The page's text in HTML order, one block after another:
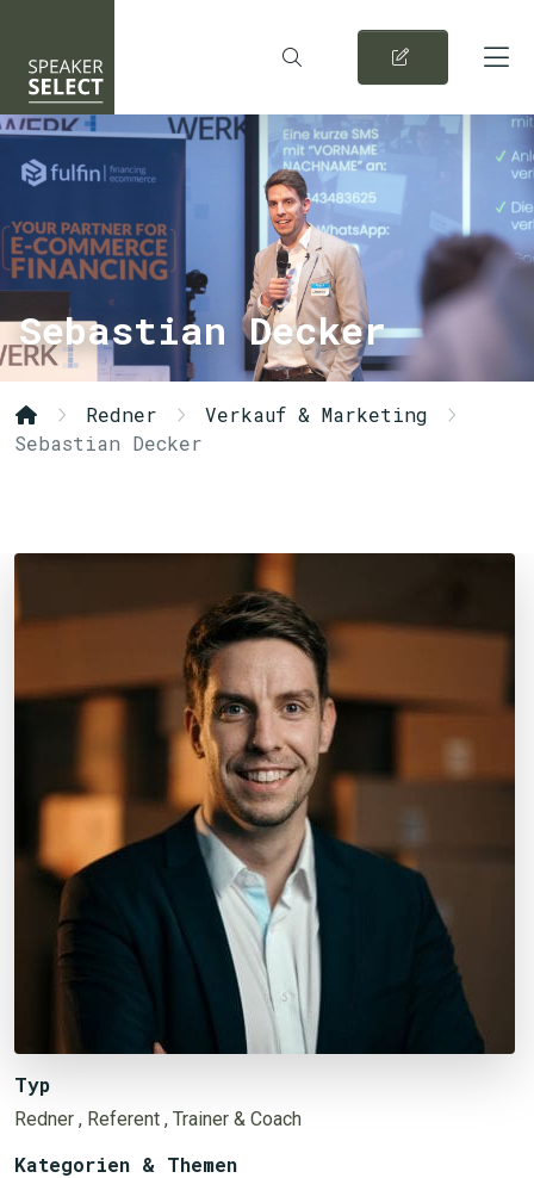
Sebastian Decker
Redner
Verkauf & Marketing
Sebastian Decker
Typ
Redner , Referent , Trainer & Coach
Kategorien & Themen